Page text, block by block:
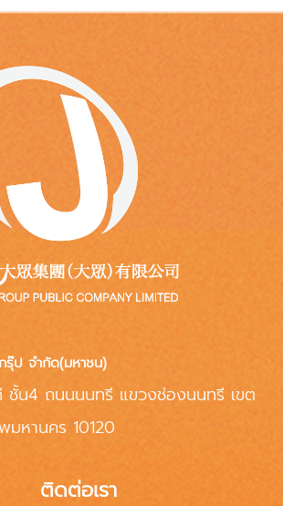
รุ๊ป จำกัด(มหาชน)
ชั้น4 ถนนนนทรี แขวงช่องนนทรี เขต
มหานคร 10120
ติดต่อเรา